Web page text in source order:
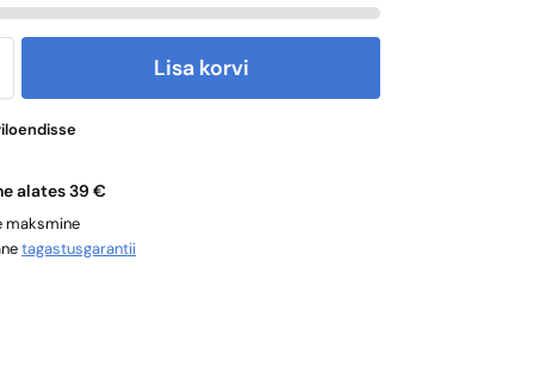
Lisa korvi
alates 39 €
maksmine
tagastusgarantii